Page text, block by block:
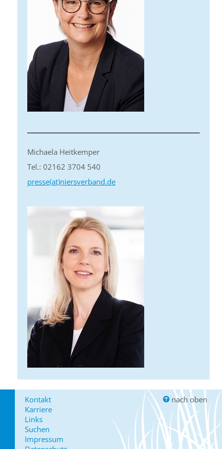
Michaela Heitkemper
Tel.: 02162 3704 540
presse(at)niersverband.de
Kontakt
Karriere
Links
Suchen
Impressum
nach oben